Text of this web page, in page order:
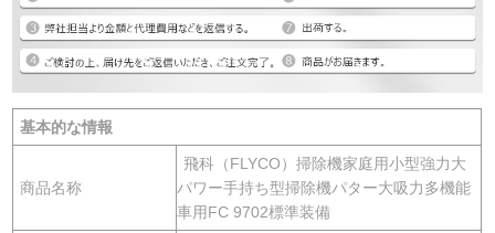
基本的な情報
商品名称
飛科（FLYCO）掃除機家庭用小型強力大
パワー手持ち型掃除機パター大吸力多機能
車用FC 9702標準装備